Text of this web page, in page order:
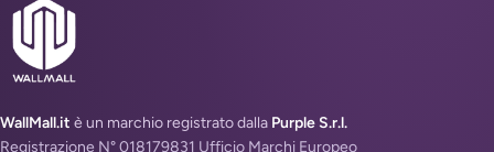
WallMall.it è un marchio registrato dalla Purple S.r.l.
Registrazione N° 018179831 Ufficio Marchi Europeo